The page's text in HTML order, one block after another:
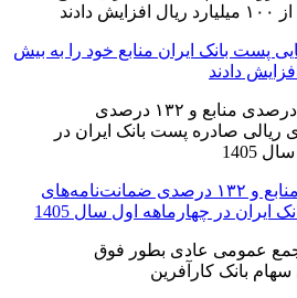
پست بانک ایران منابع خود را به بیش
افزایش ۷۰ درصدی منابع و ۱۳۲ درصدی ضمانت‌نامه‌های
در چهارماهه اول سال 1405